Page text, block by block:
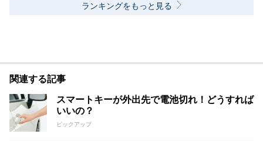
ランキングをもっと見る
関連する記事
スマートキーが外出先で電池切れ！どうすれば
いいの？
ピックアップ